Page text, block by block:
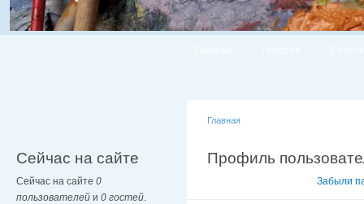
Сейчас на сайте
Сейчас на сайте 0
пользователей и 0 гостей.
Главная
Профиль
Забыли